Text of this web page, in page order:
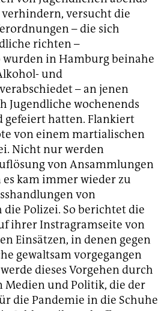
versucht die
– die sich
richten –
wurden in Hamburg beinahe
und
– an jenen
Jugendliche wochenends
gefeiert hatten. Flankiert
von einem martialischen
Nicht nur werden
von Ansammlungen
kam immer wieder zu
von
Polizei. So berichtet die
ihrer Instragramseite von
Einsätzen, in denen gegen
gewaltsam vorgegangen
dieses Vorgehen durch
Medien und Politik, die der
die Pandemie in die Schuhe